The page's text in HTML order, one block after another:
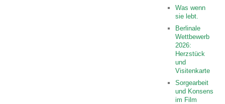
Was wenn
sie lebt.
Berlinale
Wettbewerb
2026:
Herzstück
und
Visitenkarte
Sorgearbeit
und Konsens
im Film